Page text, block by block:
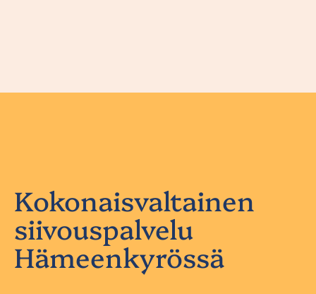
Kokonaisvaltainen
siivouspalvelu
Hämeenkyrössä